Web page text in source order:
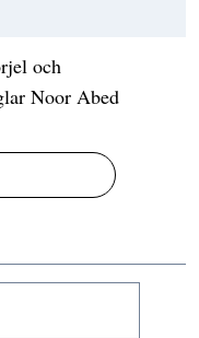
och
Noor Abed